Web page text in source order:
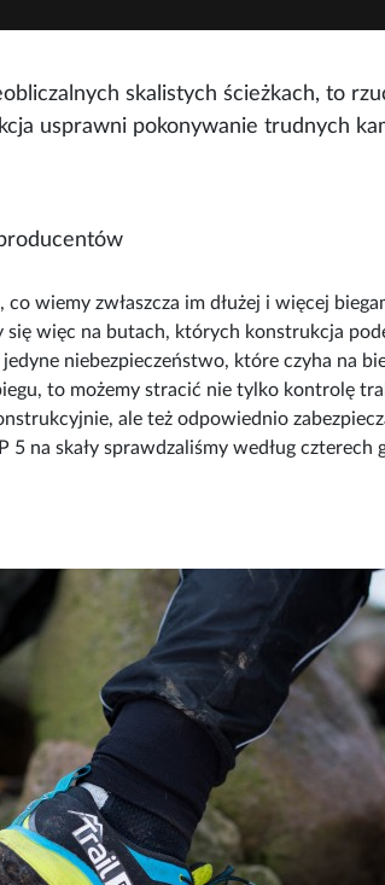
skalistych ścieżkach, to
usprawni pokonywanie trudnych
wiemy zwłaszcza im dłużej i więcej
się więc na butach, których konstrukcja
niebezpieczeństwo, które czyha na
to możemy stracić nie tylko kontrolę
ale też odpowiednio
5 na skały sprawdzaliśmy według